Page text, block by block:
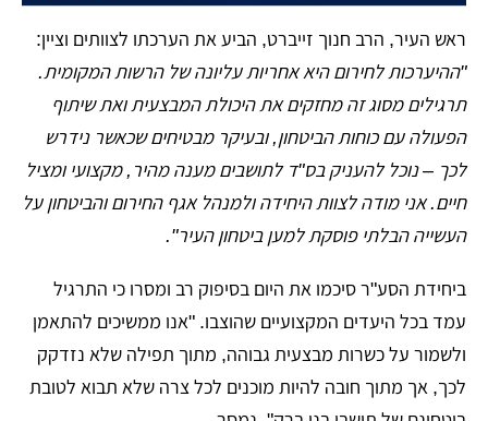
​ראש העיר, הרב חנוך זייברט, הביע את הערכתו לצוותים וציין:
"ההיערכות לחירום היא אחריות עליונה של הרשות המקומית.
תרגילים מסוג זה מחזקים את היכולת המבצעית ואת שיתוף
הפעולה עם כוחות הביטחון, ובעיקר מבטיחים שכאשר נידרש
לכך – נוכל להעניק בס"ד לתושבים מענה מהיר, מקצועי ומציל
חיים. אני מודה לצוות היחידה ולמנהל אגף החירום והביטחון על
העשייה הבלתי פוסקת למען ביטחון העיר".
​ביחידת הסע"ר סיכמו את היום בסיפוק רב ומסרו כי התרגיל
עמד בכל היעדים המקצועיים שהוצבו. "אנו ממשיכים להתאמן
ולשמור על כשרות מבצעית גבוהה, מתוך תפילה שלא נזדקק
לכך, אך מתוך חובה להיות מוכנים לכל צרה שלא תבוא לטובת